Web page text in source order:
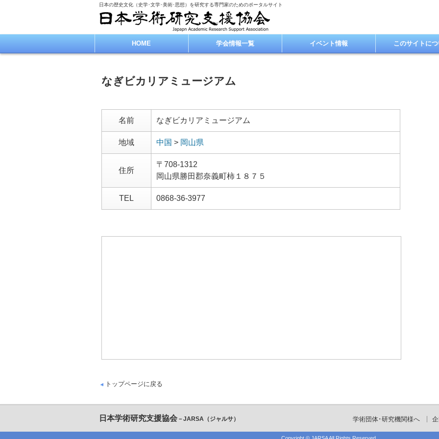
日本の歴史文化（史学･文学･美術･思想）を研究する専門家のためのポータルサイト
HOME 学会情報一覧 イベント情報 このサイトに
なぎビカリアミュージアム
名前 なぎビカリアミュージアム
地域 中国 > 岡山県
住所
〒708-1312
岡山県勝田郡奈義町柿１８７５
TEL 0868-36-3977
トップページに戻る
日本学術研究支援協会 －JARSA（ジャルサ） 学術団体･研究機関様へ